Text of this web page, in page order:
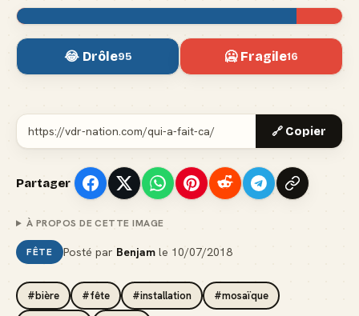
😂 Drôle95 🥶 Fragile16
🔗 Copier
Partager
À PROPOS DE CETTE IMAGE
FÊTE Posté par Benjamle 10/07/2018
#bière #fête #installation #mosaïque